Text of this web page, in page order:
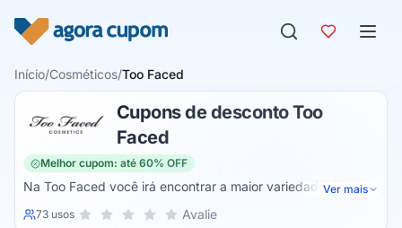
Início/Cosméticos/Too Faced
Cupons de desconto Too
Faced
Melhor cupom: até 60% OFF
Na Too Faced você irá encontrar a maior variedade de
cosméticos e produtos para a pele de todo o mercado,
Ver mais
73 usosSua nota para Too Faced, de 1 a 5 estrelas
5 estrelas
4 estrelas
3 estrelas
2 estrelas
1 estrela Avalie